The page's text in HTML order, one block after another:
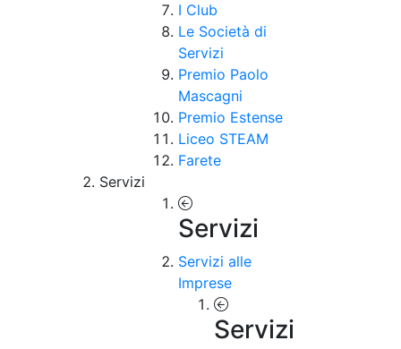
I Club
Le Società di
Servizi
Premio Paolo
Mascagni
Premio Estense
Liceo STEAM
Farete
Servizi
Servizi
Servizi alle
Imprese
Servizi